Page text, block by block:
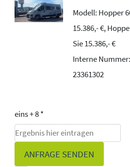
Modell: Hopper
15.386,- €,
Sie 15.386,- €
Interne
23361302
eins + 8 *
ANFRAGE SENDEN